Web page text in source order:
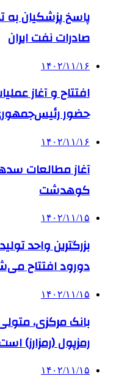
پاسخ پزشکیان به
صادرات نفت ایران
۱۴۰۲/۱۱/۱۶
افتتاح و آغاز
حضور
۱۴۰۲/۱۱/۱۶
آغاز مطالعات
کوهدشت
۱۴۰۲/۱۱/۱۵
بزرگترین واحد
دورود افتتاح
۱۴۰۲/۱۱/۱۵
بانک مرکزی،
رمزپول (رمزارز)
۱۴۰۲/۱۱/۱۵